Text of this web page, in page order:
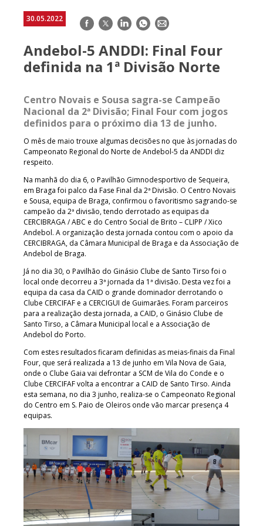
30.05.2022 Facebook
TwitterLinkedInWhatsApp
E-
Andebol-5 ANDDI: Final Four
definida na 1ª Divisão Norte
Centro Novais e Sousa sagra-se Campeão
Nacional da 2ª Divisão; Final Four com jogos
definidos para o próximo dia 13 de junho.
O mês de maio trouxe algumas decisões no que às jornadas do
Campeonato Regional do Norte de Andebol-5 da ANDDI diz
respeito.
Na manhã do dia 6, o Pavilhão Gimnodesportivo de Sequeira,
em Braga foi palco da Fase Final da 2ª Divisão. O Centro Novais
e Sousa, equipa de Braga, confirmou o favoritismo sagrando-se
campeão da 2ª divisão, tendo derrotado as equipas da
CERCIBRAGA / ABC e do Centro Social de Brito – CLIPP / Xico
Andebol. A organização desta jornada contou com o apoio da
CERCIBRAGA, da Câmara Municipal de Braga e da Associação de
Andebol de Braga.
Já no dia 30, o Pavilhão do Ginásio Clube de Santo Tirso foi o
local onde decorreu a 3ª jornada da 1ª divisão. Desta vez foi a
equipa da casa da CAID o grande dominador derrotando o
Clube CERCIFAF e a CERCIGUI de Guimarães. Foram parceiros
para a realização desta jornada, a CAID, o Ginásio Clube de
Santo Tirso, a Câmara Municipal local e a Associação de
Andebol do Porto.
Com estes resultados ficaram definidas as meias-finais da Final
Four, que será realizada a 13 de junho em Vila Nova de Gaia,
onde o Clube Gaia vai defrontar a SCM de Vila do Conde e o
Clube CERCIFAF volta a encontrar a CAID de Santo Tirso. Ainda
esta semana, no dia 3 junho, realiza-se o Campeonato Regional
do Centro em S. Paio de Oleiros onde vão marcar presença 4
equipas.